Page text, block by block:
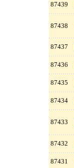
87439
87438
87437
87436
87435
87434
87433
87432
87431